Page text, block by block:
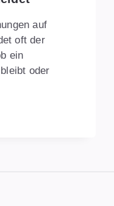
auf
oft der
ein
oder